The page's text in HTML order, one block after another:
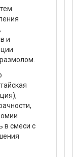
и
в смеси с